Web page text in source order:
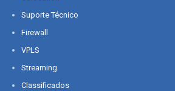
Suporte Técnico
Firewall
VPLS
Streaming
Classificados